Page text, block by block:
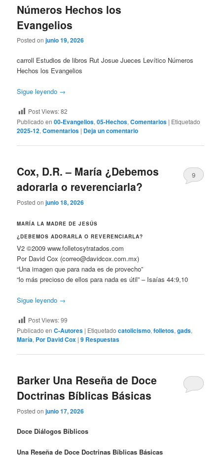
Números Hechos los
Evangelios
Posted onjunio 19, 2026
carroll Estudios de libros Rut Josue Jueces Levítico Números
Hechos los Evangelios
Sigue leyendo →
Post Views:82
Publicado en 00-Evangelios,05-Hechos,Comentarios | Etiquetado
2025-12,Comentarios | Deja un comentario
Cox, D.R. – María ¿Debemos
adorarla o reverenciarla?
Posted onjunio 18, 2026
9
MARÍA LA MADRE DE JESÚS
¿DEBEMOS ADORARLA O REVERENCIARLA?
V2 ©2009 www.folletosytratados.com
Por David Cox (correo@davidcox.com.mx)
“Una imagen que para nada es de provecho”
“lo más precioso de ellos para nada es útil” – Isaías 44:9,10
Sigue leyendo →
Post Views:99
Publicado en C-Autores | Etiquetado catolicismo,folletos,gads,
María, Por David Cox |9 Respuestas
Barker Una Reseña de Doce
Doctrinas Bíblicas Básicas
Posted onjunio 17, 2026
Doce Diálogos Bíblicos
Una Reseña de Doce Doctrinas Bíblicas Básicas